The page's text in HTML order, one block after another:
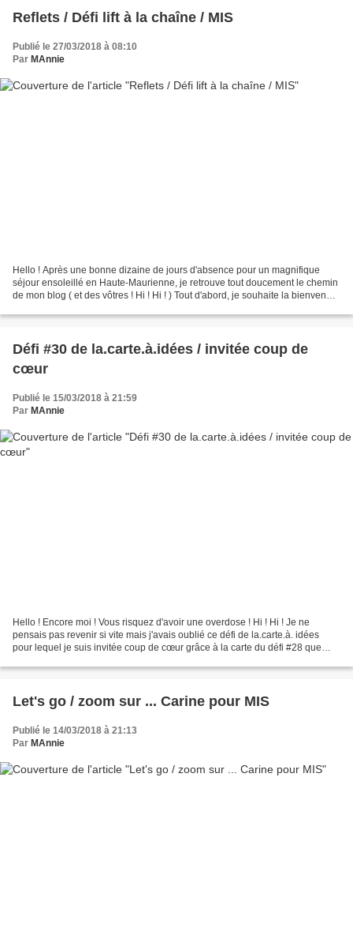
Reflets / Défi lift à la chaîne / MIS
Publié le 27/03/2018 à 08:10
Par MAnnie
Hello ! Après une bonne dizaine de jours d'absence pour un magnifique
séjour ensoleillé en Haute-Maurienne, je retrouve tout doucement le chemin
de mon blog ( et des vôtres ! Hi ! Hi ! ) Tout d'abord, je souhaite la bienvenue
Défi #30 de la.carte.à.idées / invitée coup de
cœur
Publié le 15/03/2018 à 21:59
Par MAnnie
Hello ! Encore moi ! Vous risquez d'avoir une overdose ! Hi ! Hi ! Je ne
pensais pas revenir si vite mais j'avais oublié ce défi de la.carte.à. idées
pour lequel je suis invitée coup de cœur grâce à la carte du défi #28 que
Let's go / zoom sur ... Carine pour MIS
Publié le 14/03/2018 à 21:13
Par MAnnie